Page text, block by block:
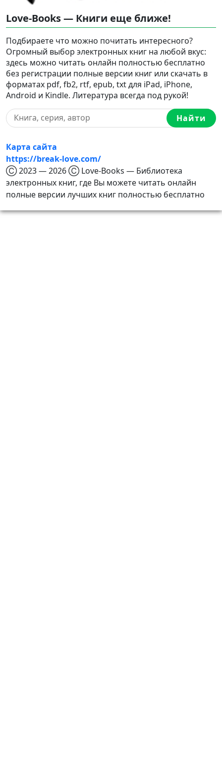
Love-Books — Книги еще ближе!
Подбираете что можно почитать интересного?
Огромный выбор электронных книг на любой вкус:
здесь можно читать онлайн полностью бесплатно
без регистрации полные версии книг или скачать в
форматах pdf, fb2, rtf, epub, txt для iPad, iPhone,
Android и Kindle. Литература всегда под рукой!
Найти
Карта сайта
https://break-love.com/
Ⓒ 2023 — 2026 Ⓒ Love-Books — Библиотека
электронных книг, где Вы можете читать онлайн
полные версии лучших книг полностью бесплатно